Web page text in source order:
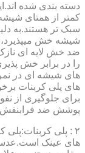
دسته بندی شده
کمتر از همتای
سبک تر هستند.به
شیشه خش
ضد خش لایه ای
را در برابر خش
های شیشه ای در
های پلی کربنات
برای جلوگیری از
پوشش ضد فرابنفش
۲ : پلی
های عینک